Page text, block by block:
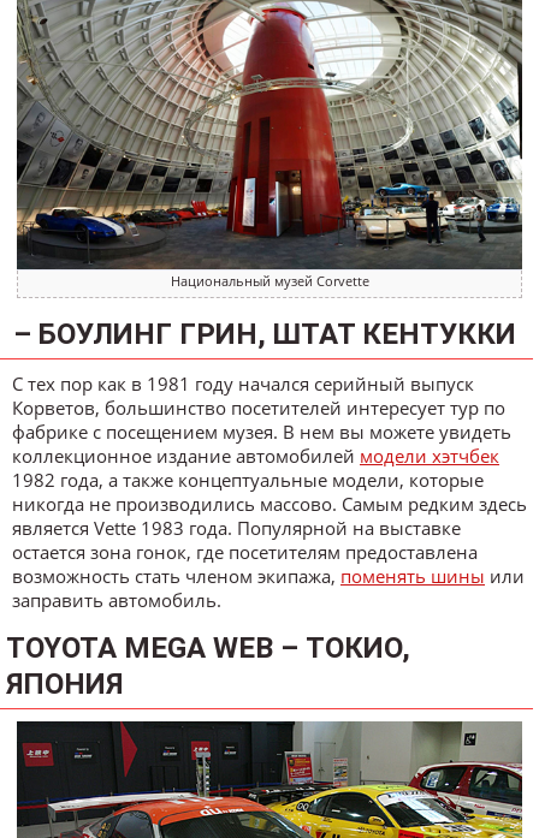
Национальный музей Corvette
– БОУЛИНГ ГРИН, ШТАТ КЕНТУККИ
С тех пор как в 1981 году начался серийный выпуск
Корветов, большинство посетителей интересует тур по
фабрике с посещением музея. В нем вы можете увидеть
коллекционное издание автомобилей модели хэтчбек
1982 года, а также концептуальные модели, которые
никогда не производились массово. Самым редким здесь
является Vette 1983 года. Популярной на выставке
остается зона гонок, где посетителям предоставлена
возможность стать членом экипажа, поменять шины или
заправить автомобиль.
TOYOTA MEGA WEB – ТОКИО,
ЯПОНИЯ